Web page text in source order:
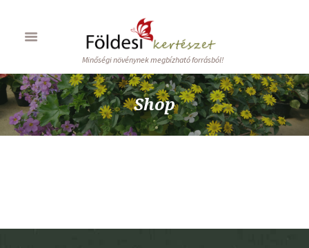
Minőségi növénynek megbízható forrásból!
Shop